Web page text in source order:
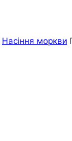
Насіння моркви